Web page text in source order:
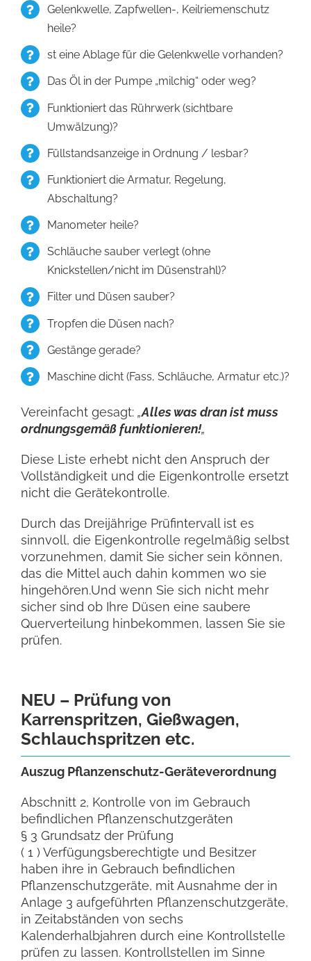
Gelenkwelle, Zapfwellen-, Keilriemenschutz
heile?
st eine Ablage für die Gelenkwelle vorhanden?
Das Öl in der Pumpe „milchig“ oder weg?
Funktioniert das Rührwerk (sichtbare
Umwälzung)?
Füllstandsanzeige in Ordnung / lesbar?
Funktioniert die Armatur, Regelung,
Abschaltung?
Manometer heile?
Schläuche sauber verlegt (ohne
Knickstellen/nicht im Düsenstrahl)?
Filter und Düsen sauber?
Tropfen die Düsen nach?
Gestänge gerade?
Maschine dicht (Fass, Schläuche, Armatur etc.)?
Vereinfacht gesagt: „Alles was dran ist muss
ordnungsgemäß funktionieren!„
Diese Liste erhebt nicht den Anspruch der
Vollständigkeit und die Eigenkontrolle ersetzt
nicht die Gerätekontrolle.
Durch das Dreijährige Prüfintervall ist es
sinnvoll, die Eigenkontrolle regelmäßig selbst
vorzunehmen, damit Sie sicher sein können,
das die Mittel auch dahin kommen wo sie
hingehören.Und wenn Sie sich nicht mehr
sicher sind ob Ihre Düsen eine saubere
Querverteilung hinbekommen, lassen Sie sie
prüfen.
NEU – Prüfung von
Karrenspritzen, Gießwagen,
Schlauchspritzen etc.
Auszug Pflanzenschutz-Geräteverordnung
Abschnitt 2, Kontrolle von im Gebrauch
befindlichen Pflanzenschutzgeräten
§ 3 Grundsatz der Prüfung
( 1 ) Verfügungsberechtigte und Besitzer
haben ihre in Gebrauch befindlichen
Pflanzenschutzgeräte, mit Ausnahme der in
Anlage 3 aufgeführten Pflanzenschutzgeräte,
in Zeitabständen von sechs
Kalenderhalbjahren durch eine Kontrollstelle
prüfen zu lassen. Kontrollstellen im Sinne